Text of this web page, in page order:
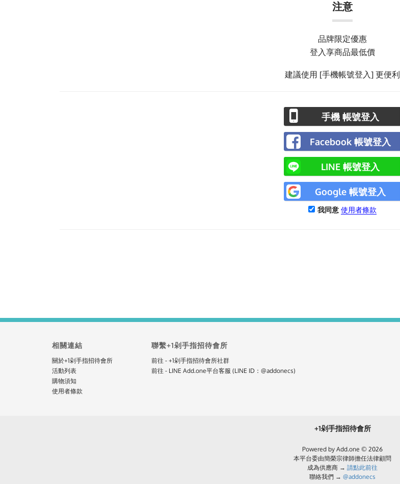
注意
品牌限定優惠
登入享商品最低價
建議使用 [手機帳號登入] 更便利
手機 帳號登入
Facebook 帳號登入
LINE 帳號登入
Google 帳號登入
我同意 使用者條款
相關連結
關於+1剁手指招待會所
活動列表
購物須知
使用者條款
聯繫+1剁手指招待會所
前往 - +1剁手指招待會所社群
前往 - LINE Add.one平台客服 (LINE ID：@addonecs)
+1剁手指招待會所
Powered by Add.one © 2026
本平台委由簡榮宗律師擔任法律顧問
成為供應商 → 請點此前往
聯絡我們 → @addonecs